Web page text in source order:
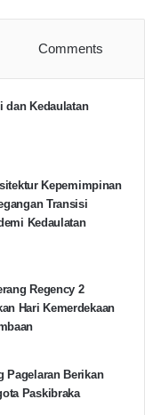
Comments
dan Kedaulatan
Kepemimpinan
Transisi
Kedaulatan
Regency 2
Hari Kemerdekaan
Pagelaran Berikan
Paskibraka